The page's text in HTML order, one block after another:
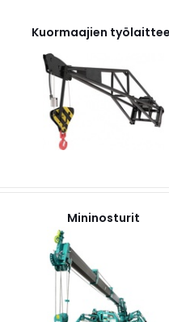
Kuormaajien
Mininosturit